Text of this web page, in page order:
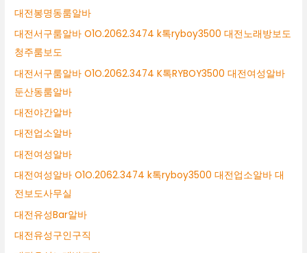
대전봉명동룸알바
대전서구룸알바 O1O.2062.3474 k톡ryboy3500 대전노래방보도
청주룸보도
대전서구룸알바 O1O.2062.3474 K톡RYBOY3500 대전여성알바
둔산동룸알바
대전야간알바
대전업소알바
대전여성알바
대전여성알바 O1O.2062.3474 k톡ryboy3500 대전업소알바 대
전보도사무실
대전유성Bar알바
대전유성구인구직